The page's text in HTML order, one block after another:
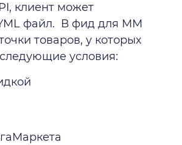
клиент может
файл. В фид для ММ
товаров, у которых
условия: